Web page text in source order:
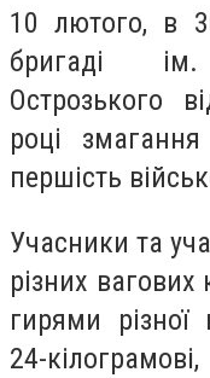
10 лютого, в
бригаді
Острозького
році
першість
Учасники та
різних вагових
гирями різної
24-